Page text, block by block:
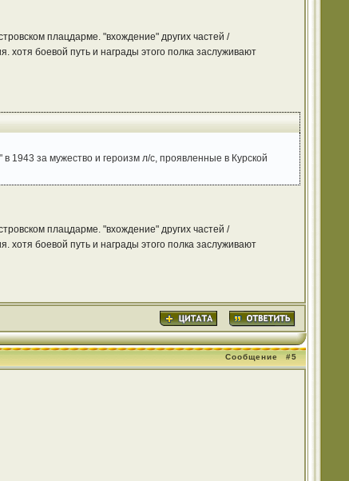
плацдарме. "вхождение" других частей /
хотя боевой путь и награды этого полка заслуживают
1943 за мужество и героизм л/с, проявленные в Курской
плацдарме. "вхождение" других частей /
хотя боевой путь и награды этого полка заслуживают
Сообщение #5